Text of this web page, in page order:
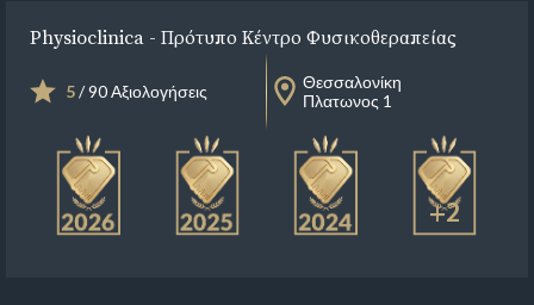
Physioclinica - Πρότυπο Κέντρο Φυσικοθεραπείας
5/ 90 Αξιολογήσεις
Θεσσαλονίκη
Πλατωνος 1
+2